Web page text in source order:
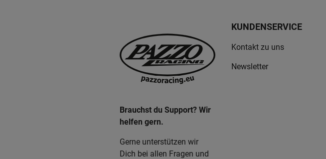
Brauchst du Support? Wir
helfen gern.
Gerne unterstützen wir
Dich bei allen Fragen und
KUNDENSERVICE
Kontakt zu uns
Newsletter